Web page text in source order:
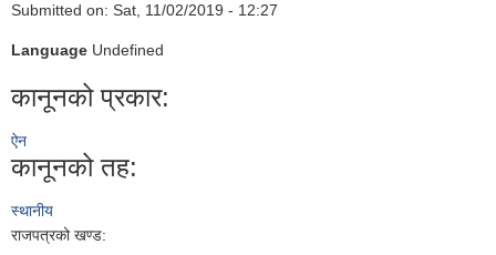
Submitted on: Sat, 11/02/2019 - 12:27
Language Undefined
कानूनको प्रकार:
ऐन
कानूनको तह:
स्थानीय
राजपत्रको खण्ड: